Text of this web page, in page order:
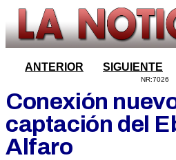
ANTERIOR SIGUIENTE
NR:7026
Conexión
captación del
Alfaro